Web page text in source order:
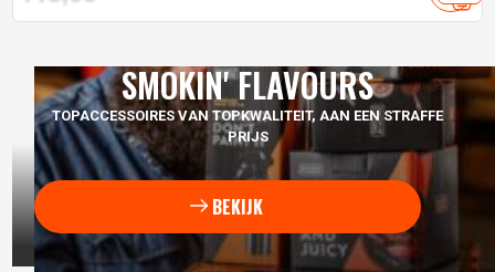
SMOKIN' FLAVOURS
TOPACCESSOIRES VAN TOPKWALITEIT, AAN EEN STRAFFE
PRIJS
BEKIJK